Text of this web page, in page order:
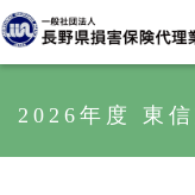
2026年度 東